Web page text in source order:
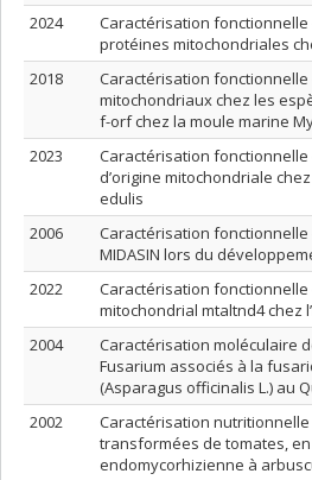
2024
Caractérisation
protéines mitochondriales
2018
Caractérisation
mitochondriaux chez les
f-orf chez la moule marine
2023
Caractérisation
d’origine mitochondriale
edulis
2006
Caractérisation fonctionnelle
MIDASIN lors du
2022
Caractérisation
mitochondrial mtaltnd4 chez
2004
Caractérisation moléculaire
Fusarium associés à la
(Asparagus officinalis L.) au
2002
Caractérisation
transformées de tomates,
endomycorhizienne à